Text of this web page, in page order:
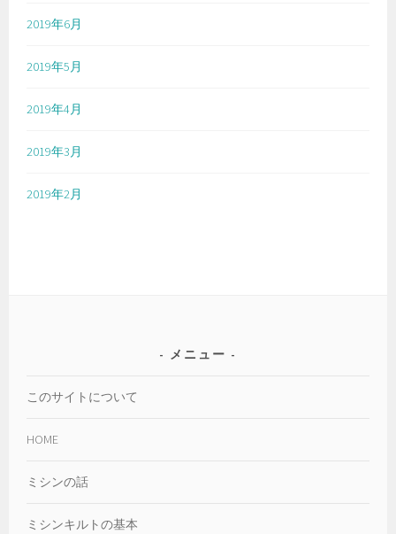
2019年6月
2019年5月
2019年4月
2019年3月
2019年2月
メニュー
このサイトについて
HOME
ミシンの話
ミシンキルトの基本